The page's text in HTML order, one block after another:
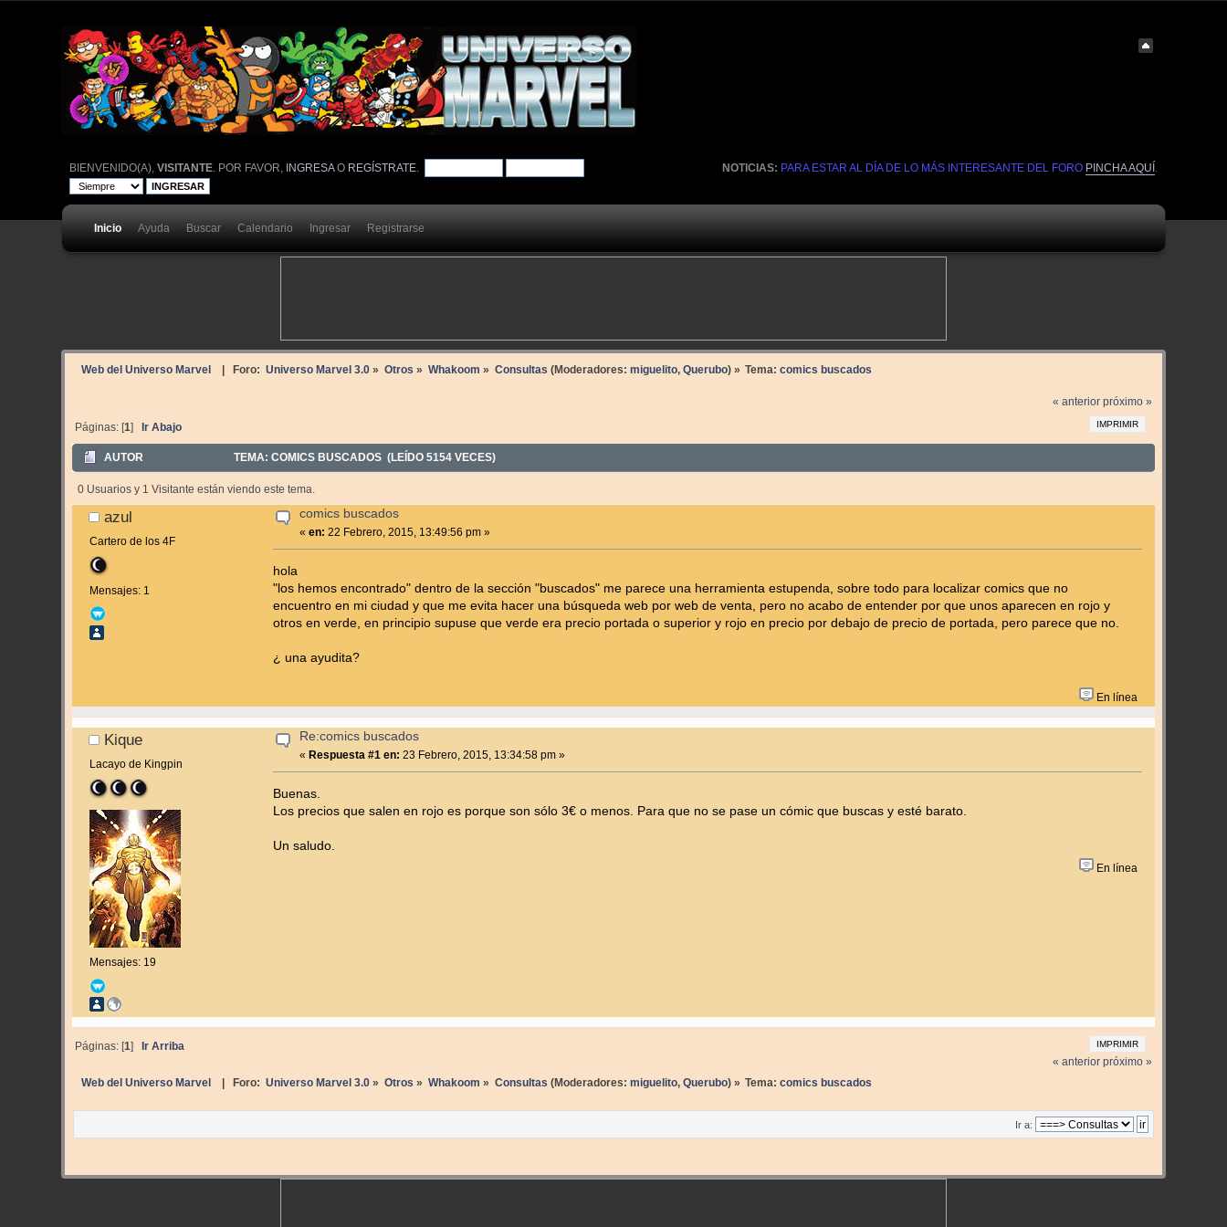
NOTICIAS: PARA ESTAR AL DÍA DE LO MÁS INTERESANTE DEL FORO PINCHA AQUÍ
BIENVENIDO(A), VISITANTE. POR FAVOR, INGRESAO REGÍSTRATE.
Inicio Ayuda Buscar Calendario Ingresar Registrarse
Web del Universo Marvel | Foro: Universo Marvel 3.0» Otros » Whakoom » Consultas (Moderadores: miguelito, Querubo) » Tema:comics buscados
« anterior próximo »
IMPRIMIR
Páginas: [1] Ir Abajo
AUTOR TEMA: COMICS BUSCADOS (LEÍDO 5154 VECES)
0 Usuarios y 1 Visitante están viendo este tema.
azul
Cartero de los 4F
Mensajes: 1
comics buscados
«en: 22 Febrero, 2015, 13:49:56 pm »
hola
"los hemos encontrado" dentro de la sección "buscados" me parece una herramienta estupenda, sobre todo para localizar comics que no
encuentro en mi ciudad y que me evita hacer una búsqueda web por web de venta, pero no acabo de entender por que unos aparecen en rojo y
otros en verde, en principio supuse que verde era precio portada o superior y rojo en precio por debajo de precio de portada, pero parece que no.
¿ una ayudita?
En línea
Kique
Lacayo de Kingpin
Mensajes: 19
Re:comics buscados
« Respuesta #1 en: 23 Febrero, 2015, 13:34:58 pm »
Buenas.
Los precios que salen en rojo es porque son sólo 3€ o menos. Para que no se pase un cómic que buscas y esté barato.
Un saludo.
En línea
IMPRIMIR
Páginas: [1]
Ir Arriba
« anterior próximo »
Web del Universo Marvel | Foro: Universo Marvel 3.0» Otros » Whakoom » Consultas (Moderadores: miguelito, Querubo) » Tema:comics buscados
Ir a: